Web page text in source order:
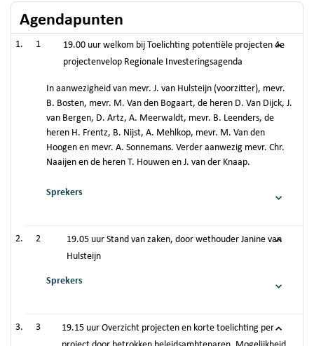
Agendapunten
1
19.00 uur welkom bij Toelichting potentiële projecten 4e
projectenvelop Regionale Investeringsagenda
In aanwezigheid van mevr. J. van Hulsteijn (voorzitter), mevr.
B. Bosten, mevr. M. Van den Bogaart, de heren D. Van Dijck, J.
van Bergen, D. Artz, A. Meerwaldt, mevr. B. Leenders, de
heren H. Frentz, B. Nijst, A. Mehlkop, mevr. M. Van den
Hoogen en mevr. A. Sonnemans. Verder aanwezig mevr. Chr.
Naaijen en de heren T. Houwen en J. van der Knaap.
Sprekers
2
19.05 uur Stand van zaken, door wethouder Janine van
Hulsteijn
Sprekers
3
19.15 uur Overzicht projecten en korte toelichting per